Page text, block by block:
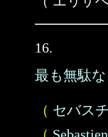
16.
最も無駄な
（ セバス